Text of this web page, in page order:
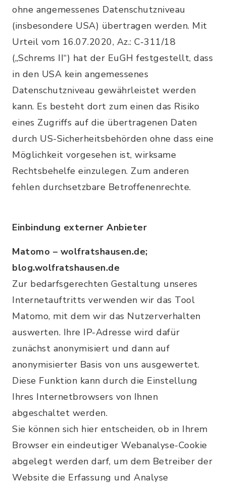
ohne angemessenes Datenschutzniveau
(insbesondere USA) übertragen werden. Mit
Urteil vom 16.07.2020, Az.: C-311/18
(„Schrems II“) hat der EuGH festgestellt, dass
in den USA kein angemessenes
Datenschutzniveau gewährleistet werden
kann. Es besteht dort zum einen das Risiko
eines Zugriffs auf die übertragenen Daten
durch US-Sicherheitsbehörden ohne dass eine
Möglichkeit vorgesehen ist, wirksame
Rechtsbehelfe einzulegen. Zum anderen
fehlen durchsetzbare Betroffenenrechte.
Einbindung externer Anbieter
Matomo – wolfratshausen.de;
blog.wolfratshausen.de
Zur bedarfsgerechten Gestaltung unseres
Internetauftritts verwenden wir das Tool
Matomo, mit dem wir das Nutzerverhalten
auswerten. Ihre IP-Adresse wird dafür
zunächst anonymisiert und dann auf
anonymisierter Basis von uns ausgewertet.
Diese Funktion kann durch die Einstellung
Ihres Internetbrowsers von Ihnen
abgeschaltet werden.
Sie können sich hier entscheiden, ob in Ihrem
Browser ein eindeutiger Webanalyse-Cookie
abgelegt werden darf, um dem Betreiber der
Website die Erfassung und Analyse